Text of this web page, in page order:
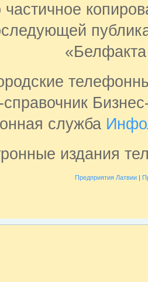
справочник
служба
издания
Предприятия Латвии|